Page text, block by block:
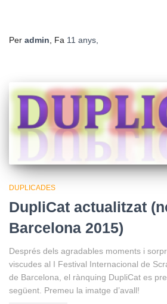
Per admin , Fa 11 anys
DUPLICADES
DupliCat actualitzat
Barcelona 2015)
Després dels agradables moments i
viscudes al I Festival Internacional de
de Barcelona, el rànquing DupliCat es
següent. Premeu la imatge d’avall!